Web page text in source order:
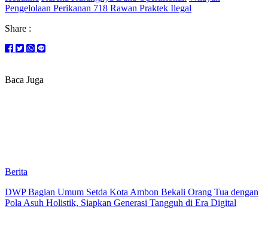
Pengelolaan Perikanan 718 Rawan Praktek Ilegal
Share :
Baca Juga
Berita
DWP Bagian Umum Setda Kota Ambon Bekali Orang Tua dengan
Pola Asuh Holistik, Siapkan Generasi Tangguh di Era Digital